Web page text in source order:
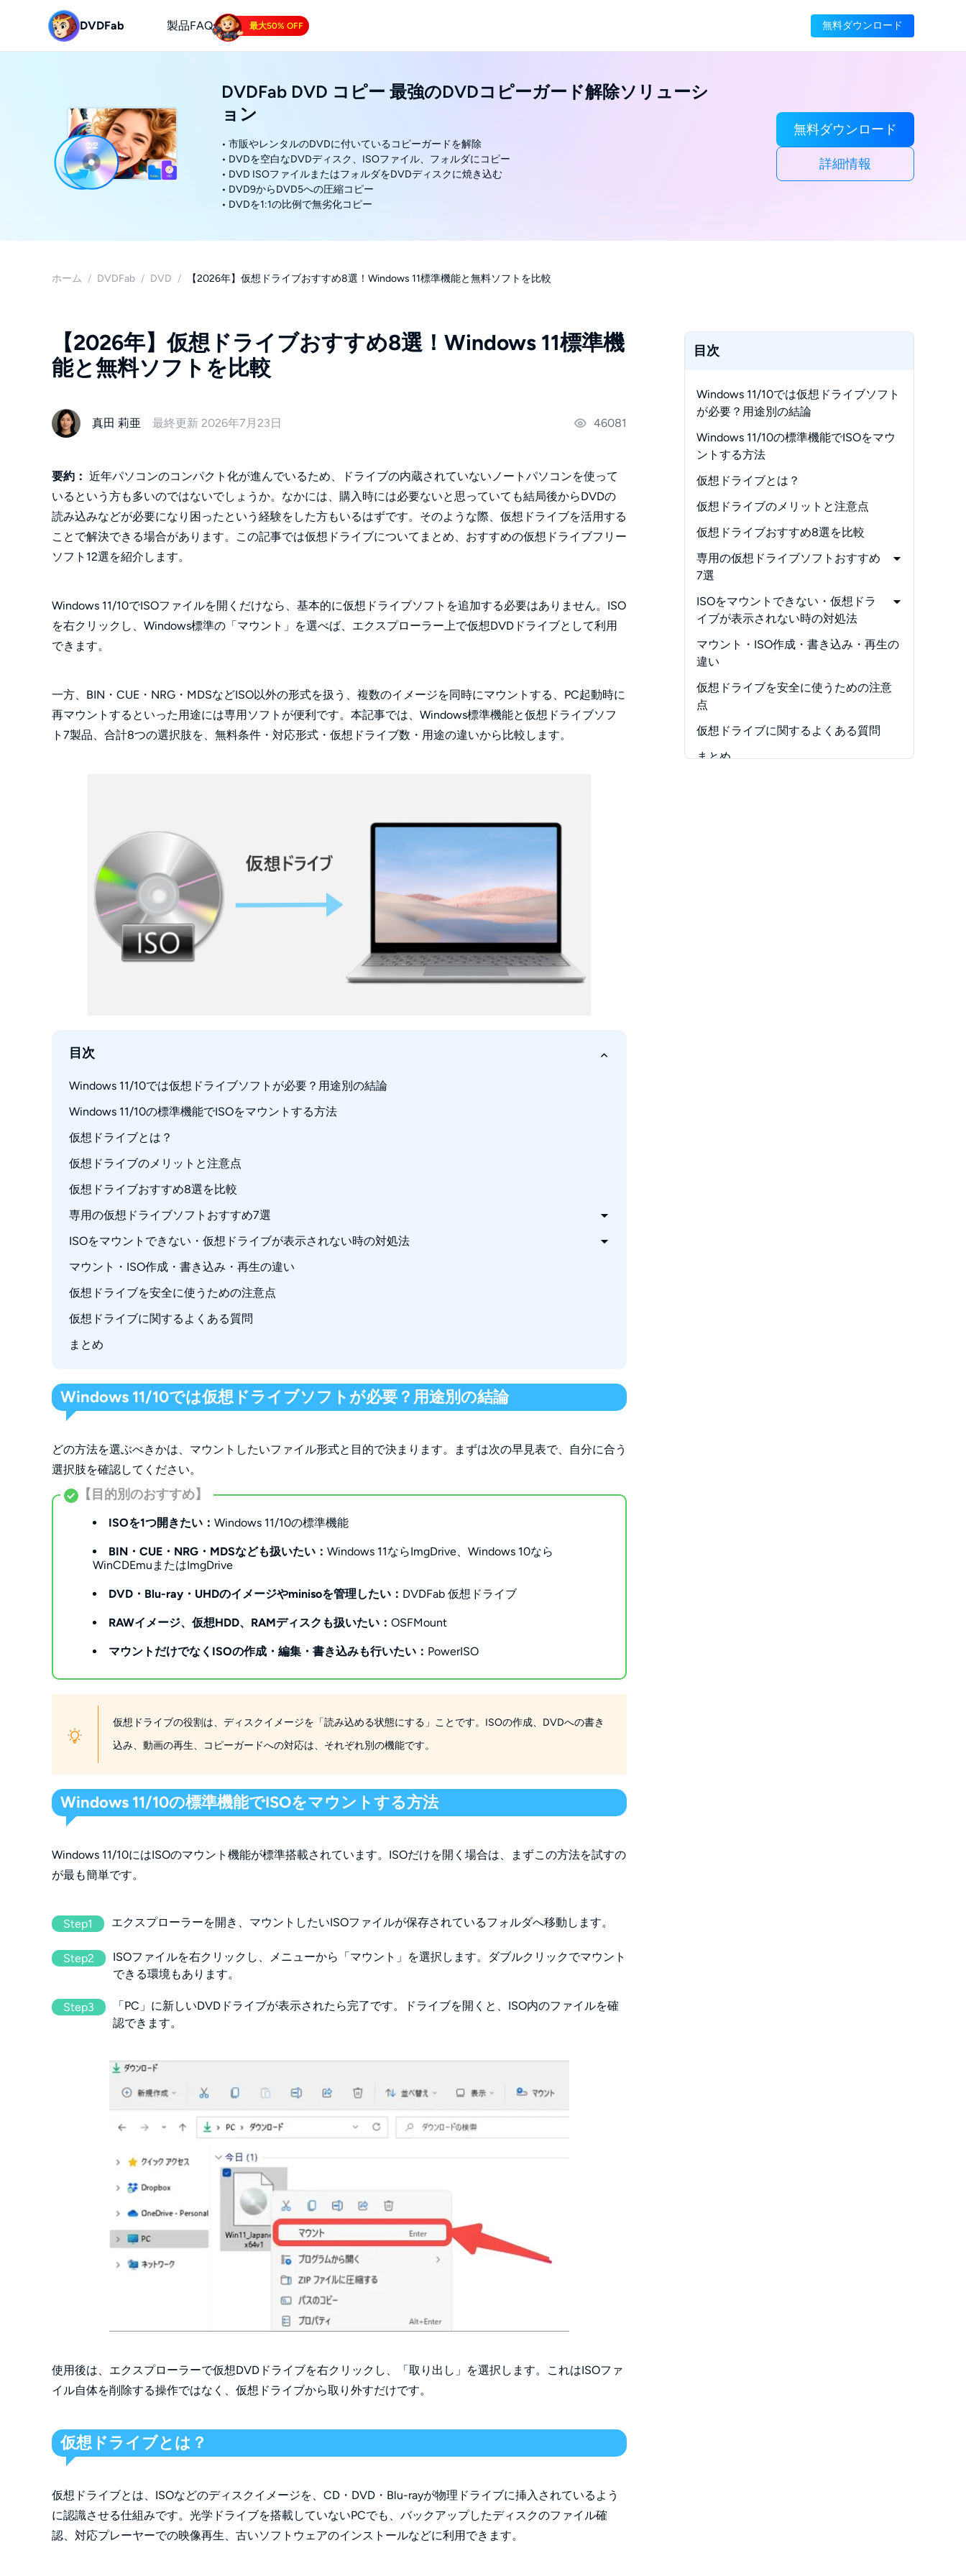
DVDFab 製品FAQs 最大50% OFF 無料ダウンロード
DVDFab DVD コピー 最強のDVDコピーガード解除ソリューシ
ョン
• 市販やレンタルのDVDに付いているコピーガードを解除
• DVDを空白なDVDディスク、ISOファイル、フォルダにコピー
• DVD ISOファイルまたはフォルダをDVDディスクに焼き込む
• DVD9からDVD5への圧縮コピー
• DVDを1:1の比例で無劣化コピー
無料ダウンロード
詳細情報
ホーム / DVDFab / DVD / 【2026年】仮想ドライブおすすめ8選！Windows 11標準機能と無料ソフトを比較
【2026年】仮想ドライブおすすめ8選！Windows 11標準機
能と無料ソフトを比較
真田 莉亜 最終更新 2026年7月23日 46081
要約： 近年パソコンのコンパクト化が進んでいるため、ドライブの内蔵されていないノートパソコンを使って
いるという方も多いのではないでしょうか。なかには、購入時には必要ないと思っていても結局後からDVDの
読み込みなどが必要になり困ったという経験をした方もいるはずです。そのような際、仮想ドライブを活用する
ことで解決できる場合があります。この記事では仮想ドライブについてまとめ、おすすめの仮想ドライブフリー
ソフト12選を紹介します。
Windows 11/10でISOファイルを開くだけなら、基本的に仮想ドライブソフトを追加する必要はありません。ISO
を右クリックし、Windows標準の「マウント」を選べば、エクスプローラー上で仮想DVDドライブとして利用
できます。
一方、BIN・CUE・NRG・MDSなどISO以外の形式を扱う、複数のイメージを同時にマウントする、PC起動時に
再マウントするといった用途には専用ソフトが便利です。本記事では、Windows標準機能と仮想ドライブソフ
ト7製品、合計8つの選択肢を、無料条件・対応形式・仮想ドライブ数・用途の違いから比較します。
目次
Windows 11/10では仮想ドライブソフトが必要？用途別の結論
Windows 11/10の標準機能でISOをマウントする方法
仮想ドライブとは？
仮想ドライブのメリットと注意点
仮想ドライブおすすめ8選を比較
専用の仮想ドライブソフトおすすめ7選
1. DVDFab 仮想ドライブ｜DVD・Blu-ray・UHDイメージを最大18台まで管理
2. WinCDEmu｜軽量で操作がシンプルなオープンソースソフト
3. ImgDrive｜多形式と音楽CDイメージに対応
4. Virtual CloneDrive｜Windows 11対応・最大15台を扱える定番フリーソフト
ISOをマウントできない・仮想ドライブが表示されない時の対処法
「マウント」が表示されない
「ディスクイメージファイルが壊れています」などのエラーが出る
マウント後にドライブ文字が表示されない
マウント・ISO作成・書き込み・再生の違い
仮想ドライブを安全に使うための注意点
仮想ドライブに関するよくある質問
まとめ
Windows 11/10では仮想ドライブソフトが必要？用途別の結論
どの方法を選ぶべきかは、マウントしたいファイル形式と目的で決まります。まずは次の早見表で、自分に合う
選択肢を確認してください。
【目的別のおすすめ】
ISOを1つ開きたい： Windows 11/10の標準機能
BIN・CUE・NRG・MDSなども扱いたい： Windows 11ならImgDrive、Windows 10なら
WinCDEmuまたはImgDrive
DVD・Blu-ray・UHDのイメージやminisoを管理したい： DVDFab 仮想ドライブ
RAWイメージ、仮想HDD、RAMディスクも扱いたい： OSFMount
マウントだけでなくISOの作成・編集・書き込みも行いたい： PowerISO
仮想ドライブの役割は、ディスクイメージを「読み込める状態にする」ことです。ISOの作成、DVDへの書き
込み、動画の再生、コピーガードへの対応は、それぞれ別の機能です。
Windows 11/10の標準機能でISOをマウントする方法
Windows 11/10にはISOのマウント機能が標準搭載されています。ISOだけを開く場合は、まずこの方法を試すの
が最も簡単です。
Step1 エクスプローラーを開き、マウントしたいISOファイルが保存されているフォルダへ移動します。
Step2
ISOファイルを右クリックし、メニューから「マウント」を選択します。ダブルクリックでマウント
できる環境もあります。
Step3
「PC」に新しいDVDドライブが表示されたら完了です。ドライブを開くと、ISO内のファイルを確
認できます。
使用後は、エクスプローラーで仮想DVDドライブを右クリックし、「取り出し」を選択します。これはISOファ
イル自体を削除する操作ではなく、仮想ドライブから取り外すだけです。
仮想ドライブとは？
仮想ドライブとは、ISOなどのディスクイメージを、CD・DVD・Blu-rayが物理ドライブに挿入されているよう
に認識させる仕組みです。光学ドライブを搭載していないPCでも、バックアップしたディスクのファイル確
認、対応プレーヤーでの映像再生、古いソフトウェアのインストールなどに利用できます。
目次
Windows 11/10では仮想ドライブソフト
が必要？用途別の結論
Windows 11/10の標準機能でISOをマウ
ントする方法
仮想ドライブとは？
仮想ドライブのメリットと注意点
仮想ドライブおすすめ8選を比較
専用の仮想ドライブソフトおすすめ
7選
- 1. DVDFab 仮想ドライブ｜DVD・Blu-
ray・UHDイメージを最大18台まで管
-
2. WinCDEmu｜軽量で操作がシンプ
ルなオープンソースソフト
- 3. ImgDrive｜多形式と音楽CDイメー
- 4. Virtual CloneDrive｜Windows 11対
フト
ISOをマウントできない・仮想ドラ
イブが表示されない時の対処法
- 「マウント」が表示されない
- 「ディスクイメージファイルが壊れ
- マウント後にドライブ文字が表示さ
- ISOは開けるがDVD・Blu-rayを再生
できない
マウント・ISO作成・書き込み・再生の
違い
仮想ドライブを安全に使うための注意
点
仮想ドライブに関するよくある質問
まとめ